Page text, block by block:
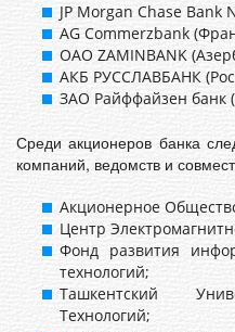
JP Morgan Chase Bank
AG Commerzbank
ОАО ZAMINBANK
АКБ РУССЛАВБАНК
ЗАО Райффайзен банк
Среди акционеров банка
компаний, ведомств и
Акционерное
Центр
Фонд развития
технологий;
Ташкентский
Технологий;